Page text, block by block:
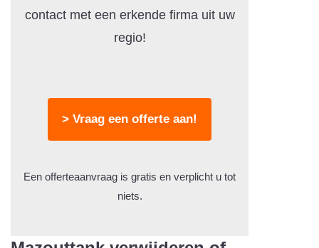
contact met een erkende firma uit uw
regio!
> Vraag een offerte aan!
Een offerteaanvraag is gratis en verplicht u tot
niets.